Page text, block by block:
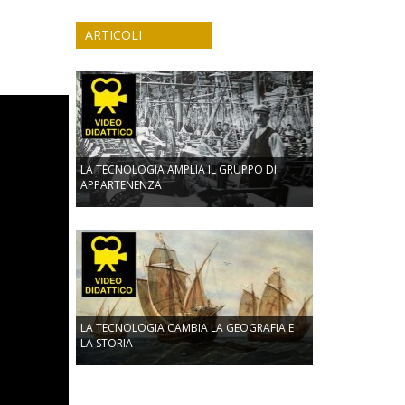
ARTICOLI
LA TECNOLOGIA AMPLIA IL GRUPPO DI
APPARTENENZA
LA TECNOLOGIA CAMBIA LA GEOGRAFIA E
LA STORIA